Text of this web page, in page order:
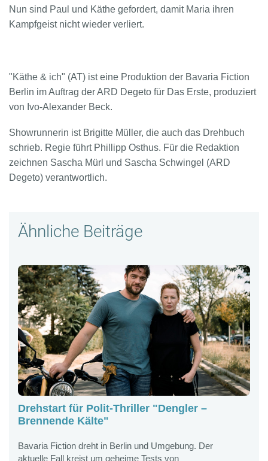
Nun sind Paul und Käthe gefordert, damit Maria ihren
Kampfgeist nicht wieder verliert.
"Käthe & ich" (AT) ist eine Produktion der Bavaria Fiction
Berlin im Auftrag der ARD Degeto für Das Erste, produziert
von Ivo-Alexander Beck.
Showrunnerin ist Brigitte Müller, die auch das Drehbuch
schrieb. Regie führt Phillipp Osthus. Für die Redaktion
zeichnen Sascha Mürl und Sascha Schwingel (ARD
Degeto) verantwortlich.
Ähnliche Beiträge
Drehstart für Polit-Thriller "Dengler –
Brennende Kälte"
Bavaria Fiction dreht in Berlin und Umgebung. Der
aktuelle Fall kreist um geheime Tests von